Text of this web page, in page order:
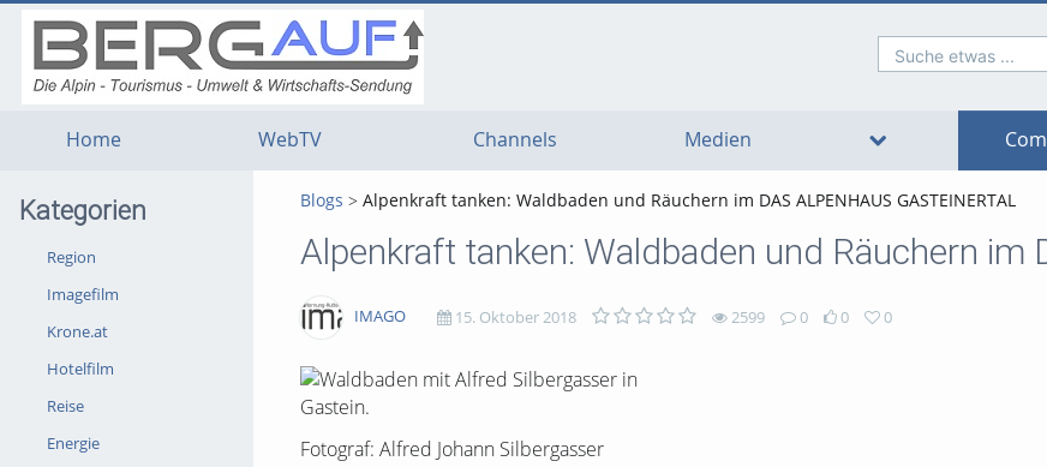
Suche etwas ...
Home WebTV Channels Medien
Kategorien
Region
Imagefilm
Krone.at
Hotelfilm
Reise
Energie
Blogs Alpenkraft tanken: Waldbaden und Räuchern im DAS ALPENHAUS GASTEINERTAL
Alpenkraft tanken: Waldbaden und Räuchern im
IMAGO 15. Oktober 2018 2599 0
Kommentare
0 0
favorites
Fotograf: Alfred Johann Silbergasser